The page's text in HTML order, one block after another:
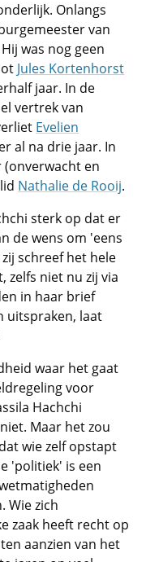
Onlangs
van
was nog geen
Jules Kortenhorst
jaar. In de
vertrek van
Evelien
al na drie jaar. In
(onverwacht en
Nathalie de Rooij.
sterk op dat er
de wens om 'eens
schreef het hele
zelfs niet nu zij via
in haar brief
uitspraken, laat
waar het gaat
voor
Hachchi
Maar het zou
wie zelf opstapt
'politiek' is een
Wie zich
zaak heeft recht op
aanzien van het